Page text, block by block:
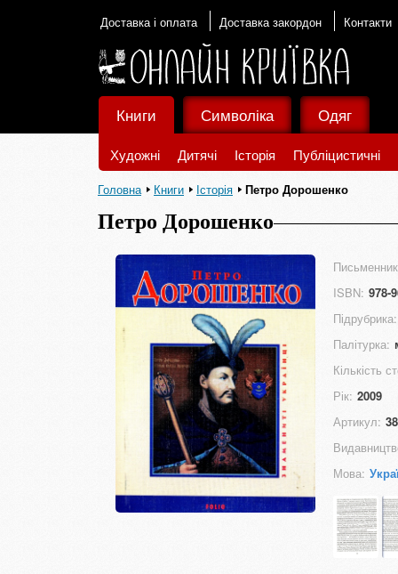
Доставка і оплата Доставка закордон Контакти
Книги
Художні Дитячі Історія Публіцистичні
Символіка Одяг
Головна Книги Історія Петро Дорошенко
Петро Дорошенко
ISBN: 978-
Підрубрика:
Палітурка:
Кількість
Рік: 2009
Артикул:
Мова: